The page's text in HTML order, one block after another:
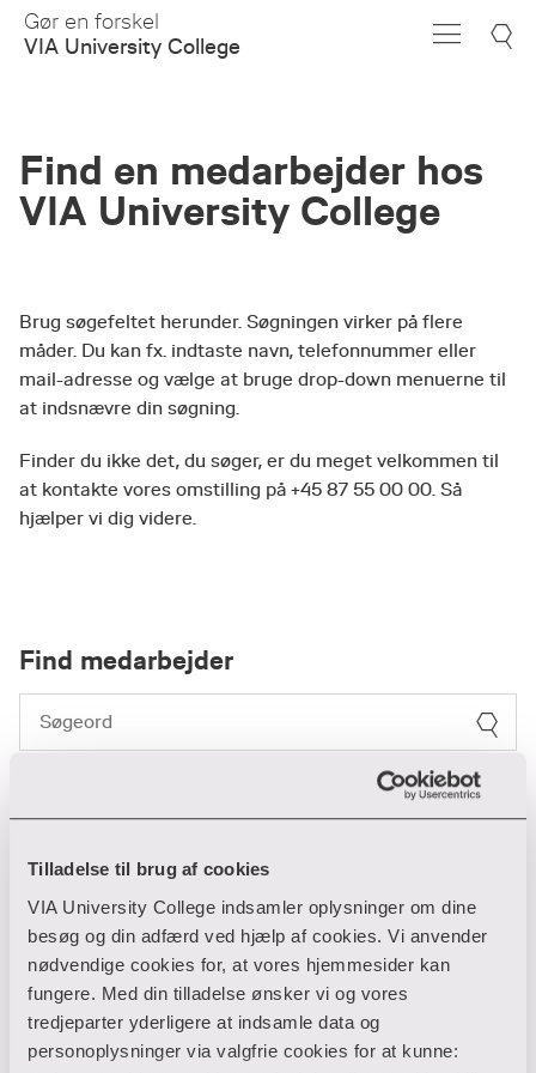
Tilladelse til brug af cookies
VIA University College indsamler oplysninger om dine
besøg og din adfærd ved hjælp af cookies. Vi anvender
nødvendige cookies for, at vores hjemmesider kan
fungere. Med din tilladelse ønsker vi og vores
tredjeparter yderligere at indsamle data og
personoplysninger via valgfrie cookies for at kunne:
Skip
Main
Gør en forskel
VIA University College
Find en medarbejder hos
VIA University College
Brug søgefeltet herunder. Søgningen virker på flere
måder. Du kan fx. indtaste navn, telefonnummer eller
mail-adresse og vælge at bruge drop-down menuerne til
at indsnævre din søgning.
Finder du ikke det, du søger, er du meget velkommen til
at kontakte vores omstilling på +45 87 55 00 00. Så
hjælper vi dig videre.
Find medarbejder
1 resultater
Tina Elmgaard Kejser
Uddannelsesudvikling